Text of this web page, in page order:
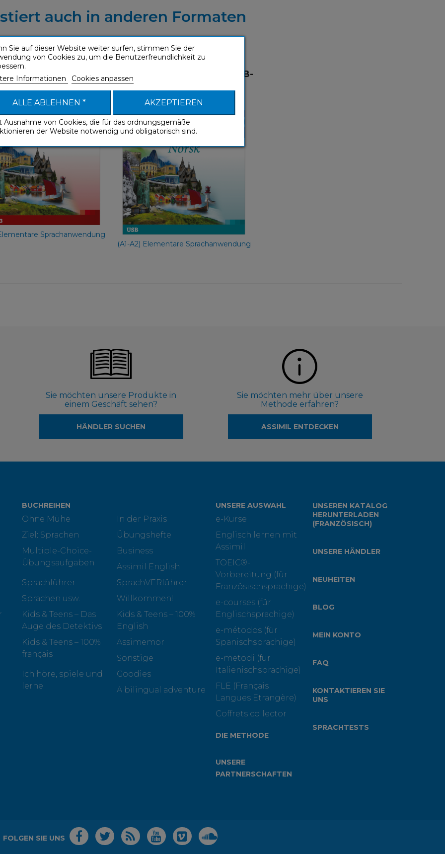
auch in anderen Formaten
MP3-CD)
Ohne Mühe
Sprachanwendung
Ohne Mühe
54,90 €
Norsk (Norwegisch MP3-USB-
Ohne Mühe
(A1-A2) Elementare Sprachanwendung
Ohne Mühe
54,90 €
Sie möchten unsere Produkte in
einem Geschäft sehen?
HÄNDLER SUCHEN
Sie möchten mehr über unsere
Methode erfahren?
ASSIMIL ENTDECKEN
BUCHREIHEN
Ohne Mühe
In der Praxis
Ziel: Sprachen
Übungshefte
Multiple-Choice-
Übungsaufgaben
Business
Assimil English
Sprachführer
SprachVERführer
Sprachen usw.
Willkommen!
Kids & Teens – Das
Auge des Detektivs
Kids & Teens – 100%
English
Kids & Teens – 100%
français
Assimemor
Sonstige
Ich höre, spiele und
lerne
Goodies
A bilingual adventure
UNSERE AUSWAHL
e-Kurse
Englisch lernen mit
Assimil
TOEIC®-
Vorbereitung (für
Französischsprachige)
e-courses (für
Englischsprachige)
e-métodos (für
Spanischsprachige)
e-metodi (für
Italienischsprachige)
FLE (Français
Langues Etrangère)
Coffrets collector
DIE METHODE
UNSERE
PARTNERSCHAFTEN
UNSEREN KATALOG
HERUNTERLADEN
(FRANZÖSISCH)
UNSERE HÄNDLER
NEUHEITEN
BLOG
MEIN KONTO
FAQ
KONTAKTIEREN SIE
UNS
SPRACHTESTS
Sie auf dieser Website weiter surfen, stimmen Sie der
von Cookies zu, um die Benutzerfreundlichkeit zu
Informationen
Cookies anpassen
ALLE ABLEHNEN * AKZEPTIEREN
Ausnahme von Cookies, die für das ordnungsgemäße
der Website notwendig und obligatorisch sind.
FOLGEN SIE UNS